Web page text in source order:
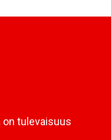
tulevaisuus